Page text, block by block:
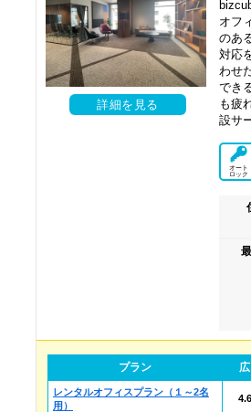
ンドの恩恵を受けたいと思っている方
レンタルオフィス.comでは銀座のおす
詳細を見る
オフ
のあ
対応
わせ
でき
も疲
設サ
オート
ロック
プラン
レンタルオフィスプラン（１～2名
用）